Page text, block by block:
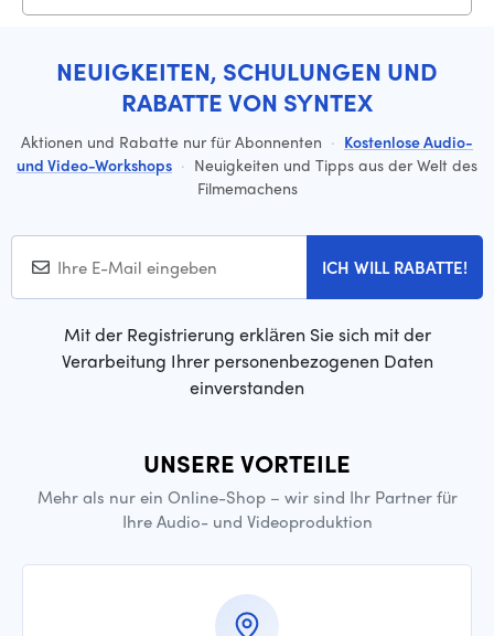
NEUIGKEITEN, SCHULUNGEN UND
RABATTE VON SYNTEX
Aktionen und Rabatte nur für Abonnenten · Kostenlose Audio-
und Video-Workshops · Neuigkeiten und Tipps aus der Welt des
Filmemachens
ICH WILL RABATTE!
Mit der Registrierung erklären Sie sich mit der
Verarbeitung Ihrer personenbezogenen Daten
einverstanden
UNSERE VORTEILE
Mehr als nur ein Online-Shop – wir sind Ihr Partner für
Ihre Audio- und Videoproduktion